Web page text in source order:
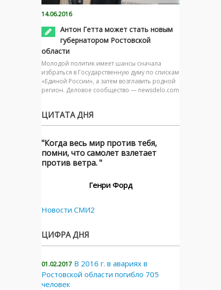
14.06.2016
Антон Гетта может стать новым
губернатором Ростовской
области
Молодой политик имеет шансы сначала
избраться в Государственную думу по спискам
«Единой России», а затем возглавить родной
регион. Деловое сообщество — newsdelo.com
ЦИТАТА ДНЯ
"Когда весь мир против тебя,
помни, что самолет взлетает
против ветра. "
Генри Форд
Новости СМИ2
ЦИФРА ДНЯ
01.02.2017 В 2016 г. в авариях в
Ростовской области погибло 705
человек